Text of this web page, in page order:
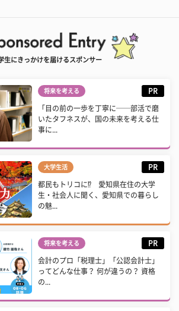
生にきっかけを届けるスポンサー
将来を考える PR
「目の前の一歩を丁寧に──部活で磨
いたタフネスが、国の未来を考える仕
事に...
大学生活 PR
都民もトリコに⁉ 愛知県在住の大学
生・社会人に聞く、愛知県での暮らし
の魅...
将来を考える PR
会計のプロ「税理士」「公認会計士」
ってどんな仕事？ 何が違うの？ 資格
の...